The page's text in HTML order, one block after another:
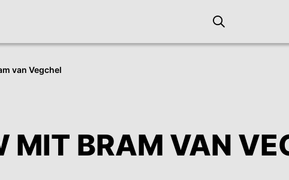
MIT BRAM VAN
van Vegchel